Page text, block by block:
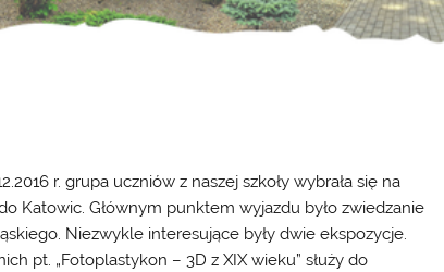
r. grupa uczniów z naszej szkoły wybrała się na
Katowic. Głównym punktem wyjazdu było zwiedzanie
Niezwykle interesujące były dwie ekspozycje.
pt. „Fotoplastykon – 3D z XIX wieku” służy do